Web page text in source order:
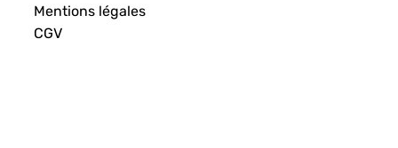
Mentions légales
CGV